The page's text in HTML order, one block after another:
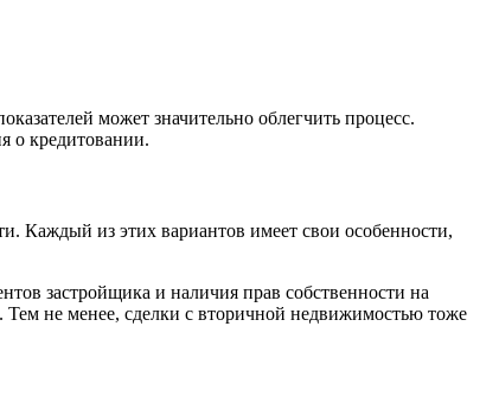
может значительно облегчить процесс.
о кредитовании.
Каждый из этих вариантов имеет свои особенности,
застройщика и наличия прав собственности на
не менее, сделки с вторичной недвижимостью тоже